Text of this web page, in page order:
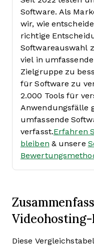
Software. Als
wir, wie
richtige
Softwareauswahl
viel in
Zielgruppe zu
für Software zu
2.000 Tools für
Anwendungsfälle
umfassende
verfasst.Erfahren
bleiben & unsere
Diese